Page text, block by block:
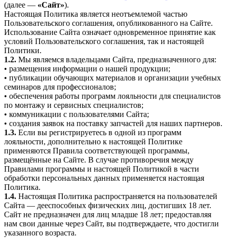
(далее — «Сайт»).
Настоящая Политика является неотъемлемой частью
Пользовательского соглашения, опубликованного на Сайте.
Использование Сайта означает одновременное принятие как
условий Пользовательского соглашения, так и настоящей
Политики.
1.2. Мы являемся владельцами Сайта, предназначенного для:
• размещения информации о нашей продукции;
• публикации обучающих материалов и организации учебных
семинаров для профессионалов;
• обеспечения работы программ лояльности для специалистов
по монтажу и сервисных специалистов;
• коммуникации с пользователями Сайта;
• создания заявок на поставку запчастей для наших партнеров.
1.3. Если вы регистрируетесь в одной из программ
лояльности, дополнительно к настоящей Политике
применяются Правила соответствующей программы,
размещённые на Сайте. В случае противоречия между
Правилами программы и настоящей Политикой в части
обработки персональных данных применяется настоящая
Политика.
1.4. Настоящая Политика распространяется на пользователей
Сайта — дееспособных физических лиц, достигших 18 лет.
Сайт не предназначен для лиц младше 18 лет; предоставляя
нам свои данные через Сайт, вы подтверждаете, что достигли
указанного возраста.